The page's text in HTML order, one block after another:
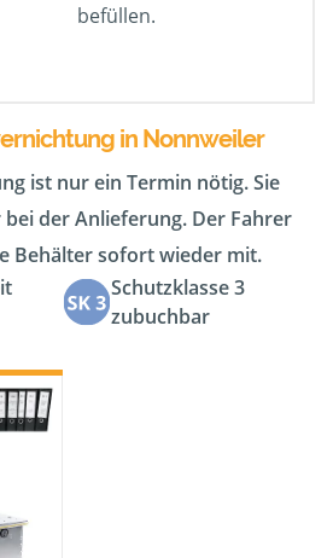
befüllen.
in Nonnweiler
ist nur ein Termin nötig. Sie
der Anlieferung. Der Fahrer
Behälter sofort wieder mit.
Schutzklasse 3
zubuchbar